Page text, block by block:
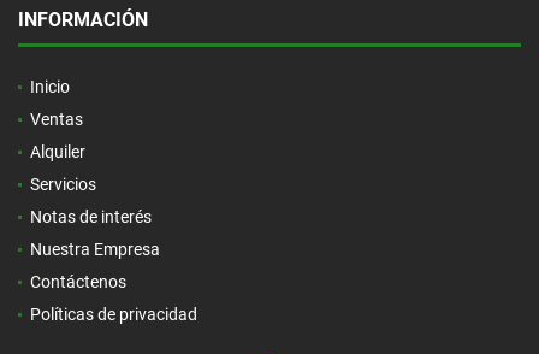
INFORMACIÓN
Inicio
Ventas
Alquiler
Servicios
Notas de interés
Nuestra Empresa
Contáctenos
Políticas de privacidad